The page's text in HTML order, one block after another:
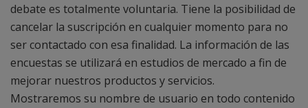
debate es totalmente voluntaria. Tiene la posibilidad de
cancelar la suscripción en cualquier momento para no
ser contactado con esa finalidad. La información de las
encuestas se utilizará en estudios de mercado a fin de
mejorar nuestros productos y servicios.
Mostraremos su nombre de usuario en todo contenido